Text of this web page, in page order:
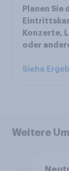
Planen Sie
Konzerte,
oder
Siehe
Weitere